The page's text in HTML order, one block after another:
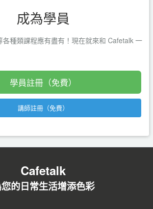
成為學員
各種類課程應有盡有！現在就來和 Cafetalk 一
學員註冊（免費）
講師註冊（免費）
Cafetalk
的日常生活增添色彩